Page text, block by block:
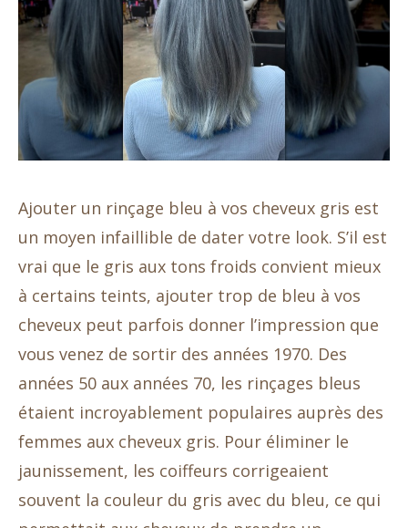
Ajouter un rinçage bleu à vos cheveux gris est
un moyen infaillible de dater votre look. S’il est
vrai que le gris aux tons froids convient mieux
à certains teints, ajouter trop de bleu à vos
cheveux peut parfois donner l’impression que
vous venez de sortir des années 1970. Des
années 50 aux années 70, les rinçages bleus
étaient incroyablement populaires auprès des
femmes aux cheveux gris. Pour éliminer le
jaunissement, les coiffeurs corrigeaient
souvent la couleur du gris avec du bleu, ce qui